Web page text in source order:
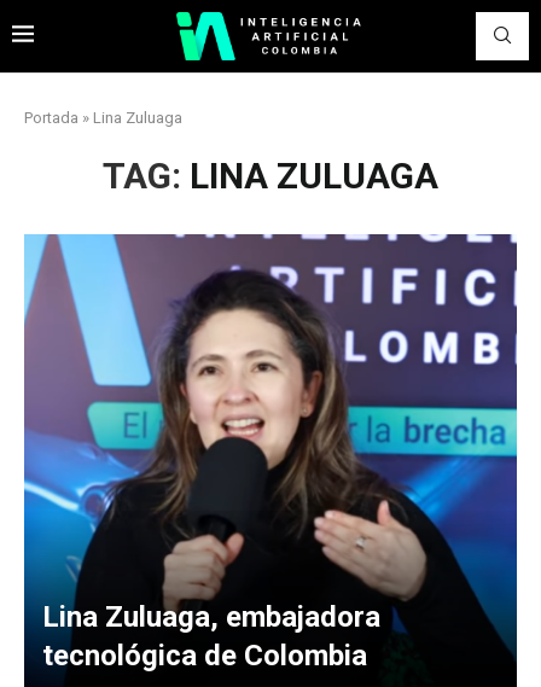
Portada » Lina Zuluaga
TAG: LINA ZULUAGA
Lina Zuluaga, embajadora
tecnológica de Colombia